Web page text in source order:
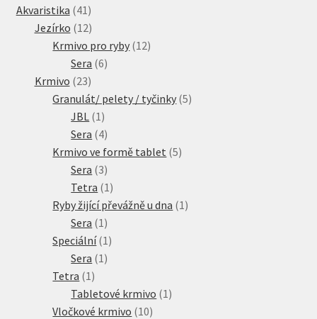
Akvaristika 41 41
produktů
Jezírko 1212
produktů
Krmivo pro ryby 1212
Sera 66
Krmivo 2323
produktů
Granulát/ pelety / tyčinky 55
JBL 1 1
produkt
Sera 44
produkty
Krmivo ve formě tablet 55
Sera 33
produkty
Tetra 1 1
produkt
Ryby žijící převážně u dna 1 1
Sera 1 1
produkt
Speciální 1 1
Sera 1 1
Tetra 1 1
produkt
Tabletové krmivo 1 1
Vločkové krmivo 1010